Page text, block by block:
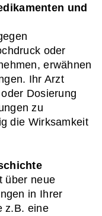
und
oder
erwähnen
Ihr Arzt
Dosierung
zu
die Wirksamkeit
in Ihrer
z.B. eine